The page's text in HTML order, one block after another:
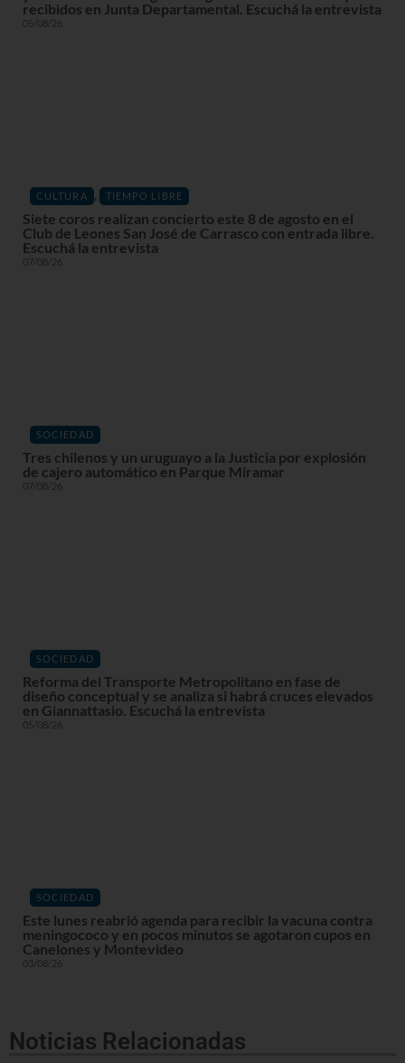
recibidos en Junta Departamental. Escuchá la entrevista
05/08/26
CULTURA , TIEMPO LIBRE
Siete coros realizan concierto este 8 de agosto en el
Club de Leones San José de Carrasco con entrada libre.
Escuchá la entrevista
07/08/26
SOCIEDAD
Tres chilenos y un uruguayo a la Justicia por explosión
de cajero automático en Parque Miramar
07/08/26
SOCIEDAD
Reforma del Transporte Metropolitano en fase de
diseño conceptual y se analiza si habrá cruces elevados
en Giannattasio. Escuchá la entrevista
05/08/26
SOCIEDAD
Este lunes reabrió agenda para recibir la vacuna contra
meningococo y en pocos minutos se agotaron cupos en
Canelones y Montevideo
03/08/26
Noticias Relacionadas